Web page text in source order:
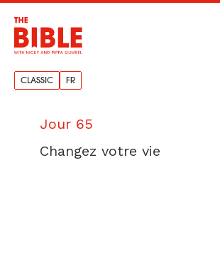
CLASSIC FR
Jour 65
Changez votre vie